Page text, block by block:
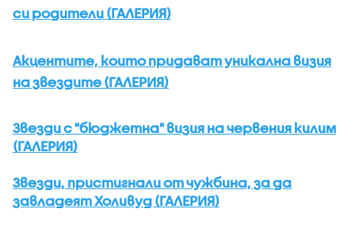
си родители (ГАЛЕРИЯ)
Акцентите, които придават уникална визия
на звездите (ГАЛЕРИЯ)
Звезди с "бюджетна" визия на червения килим
(ГАЛЕРИЯ)
Звезди, пристигнали от чужбина, за да
завладеят Холивуд (ГАЛЕРИЯ)